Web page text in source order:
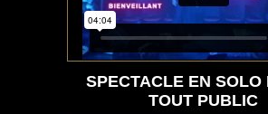
SPECTACLE EN SOLO
TOUT PUBLIC